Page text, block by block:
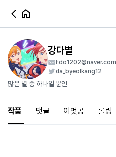
강다별
hdo1202@naver.com
da_byeolkang12
많은 별 중 하나일 뿐인
작품 댓글 이멋공 롤링